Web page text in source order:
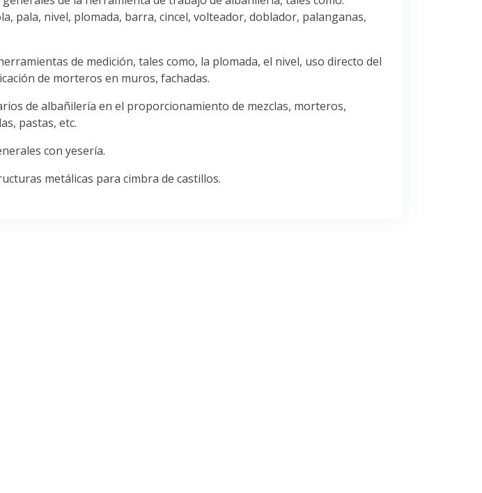
pala, nivel, plomada, barra, cincel, volteador, doblador, palanganas,
de medición, tales como, la plomada, el nivel, uso directo del
de morteros en muros, fachadas.
de albañilería en el proporcionamiento de mezclas, morteros,
pastas, etc.
con yesería.
metálicas para cimbra de castillos.